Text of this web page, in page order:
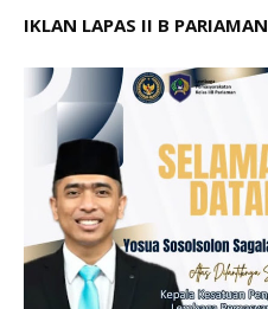
IKLAN LAPAS II B PARIAMAN